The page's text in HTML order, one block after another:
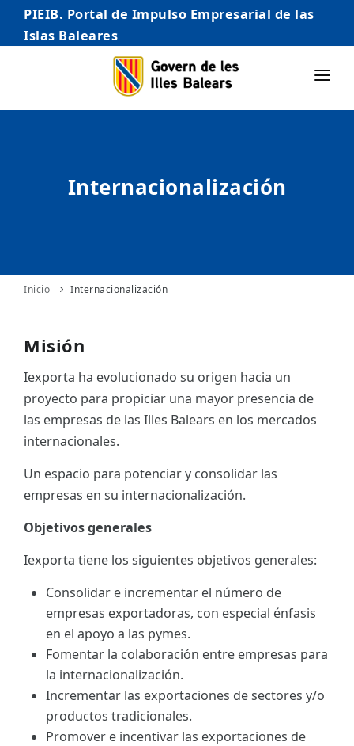
PIEIB. Portal de Impulso Empresarial de las
Islas Baleares
INICIO
AUTÓNOMO/AUTÓNOMA
INTERNACIONALIZACIÓN
ES
CAT
Internacionalización
Inicio Internacionalización
Misión
Iexporta ha evolucionado su origen hacia un
proyecto para propiciar una mayor presencia de
las empresas de las Illes Balears en los mercados
internacionales.
Un espacio para potenciar y consolidar las
empresas en su internacionalización.
Objetivos generales
Iexporta tiene los siguientes objetivos generales:
Consolidar e incrementar el número de
empresas exportadoras, con especial énfasis
en el apoyo a las pymes.
Fomentar la colaboración entre empresas para
la internacionalización.
Incrementar las exportaciones de sectores y/o
productos tradicionales.
Promover e incentivar las exportaciones de